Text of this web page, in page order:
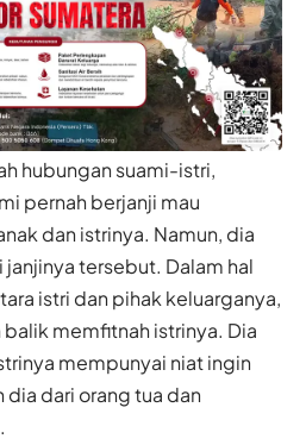
hubungan suami-istri,
pernah berjanji mau
dan istrinya. Namun, dia
tersebut. Dalam hal
istri dan pihak keluarganya,
balik memfitnah istrinya. Dia
mempunyai niat ingin
dia dari orang tua dan